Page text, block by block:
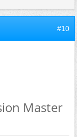
#10
Master